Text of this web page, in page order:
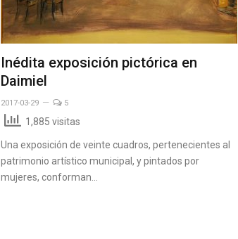
Inédita exposición pictórica en
Daimiel
2017-03-29 5
1,885 visitas
Una exposición de veinte cuadros, pertenecientes al
patrimonio artístico municipal, y pintados por
mujeres, conforman…